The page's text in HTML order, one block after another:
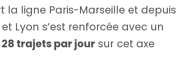
la ligne Paris-Marseille et depuis
Lyon s’est renforcée avec un
28 trajets par jour sur cet axe